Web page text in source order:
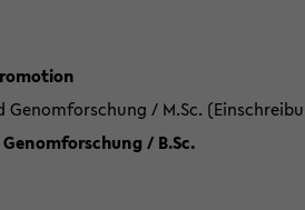
/ M.Sc.
/ B.Sc.